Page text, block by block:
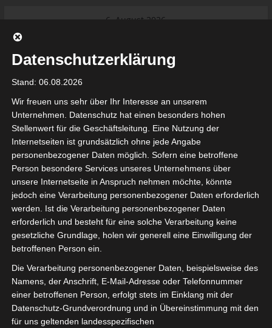
6. August 2026
beginnt am 22. und 23. August
2026 (Update)
Meisterschaft an
Ligue 1 Pro: Spielplan der ersten 15
Spieltage der Saison 2026/2027
Ligue 2 Pro Tunesien 2026/2027 –
Saison beginnt am am 19./20.
September 2026
Internationaler Sportgerichtshof
lehnt Eilverfahren ab – AS Soliman
steuert auf die Ligue 2 zu
tunesienfussball.de
Tunesien Ligafußball
von Google Adsense (Google Ireland Limited, Gordon House, Barrow
Ireland) benötigen wir laut DSGVO Ihre Zustimmung. Es werden seitens
Daten erhoben, verarbeitet und gespeichert. Welche Daten genau
bitte den Datenschutzbedingungen.
Google Adsenseist deaktiviert. ✓ Erlauben Datenschutzbedingungen
Datenschutzerklärung
Stand: 06.08.2026
Wir freuen uns sehr über Ihr Interesse an unserem
Unternehmen. Datenschutz hat einen besonders hohen
Stellenwert für die Geschäftsleitung. Eine Nutzung der
Internetseiten ist grundsätzlich ohne jede Angabe
personenbezogener Daten möglich. Sofern eine betroffene
Person besondere Services unseres Unternehmens über
unsere Internetseite in Anspruch nehmen möchte, könnte
jedoch eine Verarbeitung personenbezogener Daten erforderlich
werden. Ist die Verarbeitung personenbezogener Daten
erforderlich und besteht für eine solche Verarbeitung keine
gesetzliche Grundlage, holen wir generell eine Einwilligung der
betroffenen Person ein.
Die Verarbeitung personenbezogener Daten, beispielsweise des
Namens, der Anschrift, E-Mail-Adresse oder Telefonnummer
einer betroffenen Person, erfolgt stets im Einklang mit der
Datenschutz-Grundverordnung und in Übereinstimmung mit den
für uns geltenden landesspezifischen